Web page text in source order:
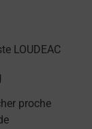
proche